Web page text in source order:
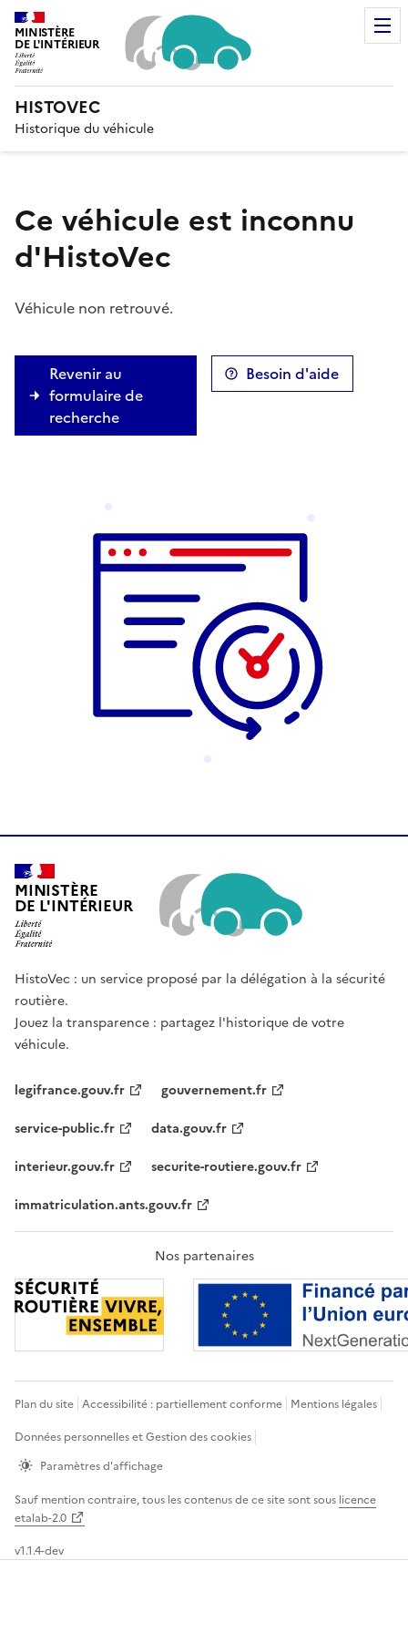
MINISTÈRE
DE L'INTÉRIEUR
Liberté, Égalité, Fraternité
HISTOVEC
Historique du véhicule
Ce véhicule est inconnu
d'HistoVec
Véhicule non retrouvé.
Revenir au
formulaire de
recherche
Besoin d'aide
MINISTÈRE
DE L'INTÉRIEUR
HistoVec : un service proposé par la délégation à la sécurité
routière.
Jouez la transparence : partagez l'historique de votre
véhicule.
legifrance.gouv.fr
gouvernement.fr
service-public.fr
data.gouv.fr
interieur.gouv.fr
securite-routiere.gouv.fr
immatriculation.ants.gouv.fr
Nos partenaires
Plan du site Accessibilité : partiellement conforme Mentions légales
Données personnelles et Gestion des cookies
Paramètres d'affichage
Sauf mention contraire, tous les contenus de ce site sont sous licence
etalab-2.0
v1.1.4-dev